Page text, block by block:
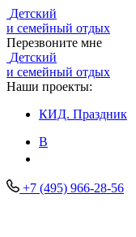
Детский
и семейный отдых
Перезвоните мне
Детский
и семейный отдых
Наши проекты:
КИД. Праздник
В
+7 (495) 966-28-56